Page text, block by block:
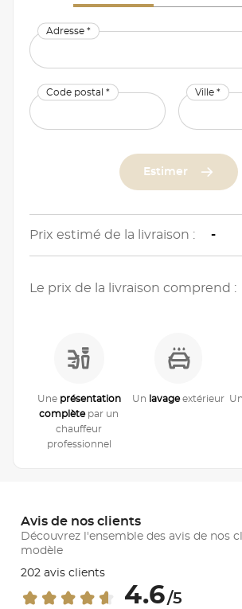
Adresse *
Code postal * Ville *
Estimer
Prix estimé de la livraison : -
Le prix de la livraison comprend :
Une présentation
complètepar un
chauffeur
professionnel
Un lavageextérieur
Avis de nos clients
Découvrez l'ensemble des avis de nos
modèle
202 avis clients
4.6/5